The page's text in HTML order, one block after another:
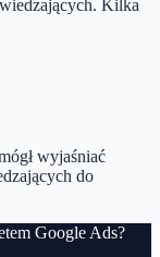
Kilka
wyjaśniać
do
Google Ads?